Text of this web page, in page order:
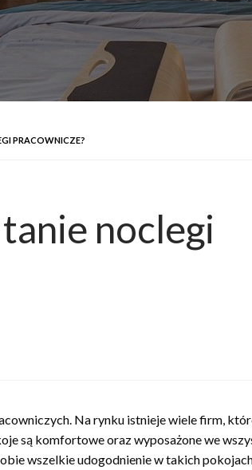
PRACOWNICZE?
noclegi
Na rynku istnieje wiele firm,
są komfortowe oraz wyposażone we
wszelkie udogodnienie w takich